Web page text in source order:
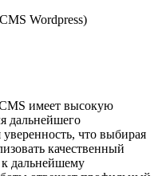
Wordpress)
имеет высокую
дальнейшего
что выбирая
качественный
дальнейшему